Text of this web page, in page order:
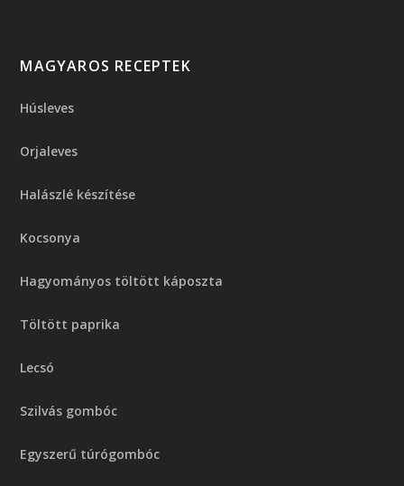
MAGYAROS RECEPTEK
Húsleves
Orjaleves
Halászlé készítése
Kocsonya
Hagyományos töltött káposzta
Töltött paprika
Lecsó
Szilvás gombóc
Egyszerű túrógombóc